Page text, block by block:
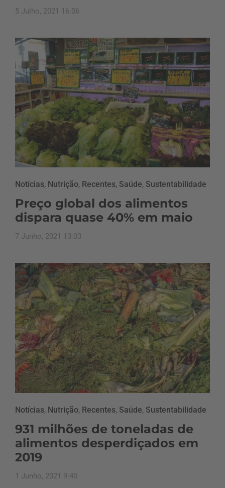
5 Julho, 2021 16:06
Notícias, Nutrição, Recentes, Saúde, Sustentabilidade
Preço global dos alimentos
dispara quase 40% em maio
7 Junho, 2021 13:03
Notícias, Nutrição, Recentes, Saúde, Sustentabilidade
931 milhões de toneladas de
alimentos desperdiçados em
2019
1 Junho, 2021 9:40